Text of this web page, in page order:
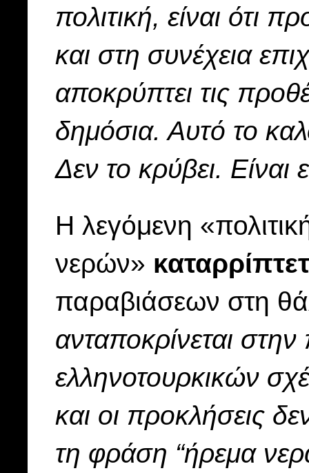
πολιτική, είναι ότι
και στη συνέχεια
αποκρύπτει τις
δημόσια. Αυτό το
Δεν το κρύβει. Είναι
Η λεγόμενη
νερών»
παραβιάσεων στη
ανταποκρίνεται
ελληνοτουρκικών
και οι προκλήσεις
τη φράση “ήρεμα